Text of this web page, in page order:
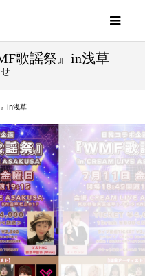
歌謡祭』in浅草
in浅草